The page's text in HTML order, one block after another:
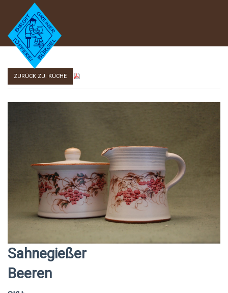
ZURÜCK ZU: KÜCHE
Sahnegießer
Beeren